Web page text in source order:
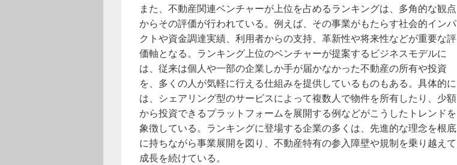
また、不動産関連ベンチャーが上位を占めるランキングは、多角的な観点
からその評価が行われている。例えば、その事業がもたらす社会的インパ
クトや資金調達実績、利用者からの支持、革新性や将来性などが重要な評
価軸となる。ランキング上位のベンチャーが提案するビジネスモデルに
は、従来は個人や一部の企業しか手が届かなかった不動産の所有や投資
を、多くの人が気軽に行える仕組みを提供しているものもある。具体的に
は、シェアリング型のサービスによって複数人で物件を所有したり、少額
から投資できるプラットフォームを展開する例などがこうしたトレンドを
象徴している。ランキングに登場する企業の多くは、先進的な理念を根底
に持ちながら事業展開を図り、不動産特有の参入障壁や規制を乗り越えて
成長を続けている。